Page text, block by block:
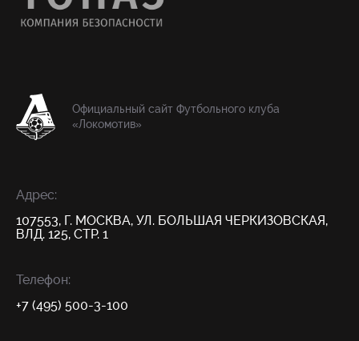
Официальный сайт Футбольного клуба
«Локомотив»
Адрес:
107553, Г. МОСКВА, УЛ. БОЛЬШАЯ ЧЕРКИЗОВСКАЯ,
ВЛД. 125, СТР. 1
Телефон:
+7 (495) 500-3-100